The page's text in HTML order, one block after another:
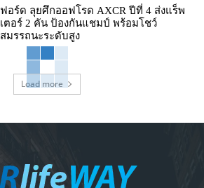
ฟอร์ด ลุยศึกออฟโรด AXCR ปีที่ 4 ส่งแร็พ
เตอร์ 2 คัน ป้องกันแชมป์ พร้อมโชว์
สมรรถนะระดับสูง
Load more